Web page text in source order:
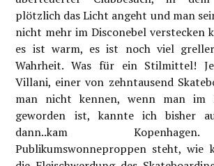
plötzlich das Licht angeht und man
nicht mehr im Disconebel verstecken
es ist warm, es ist noch viel
Wahrheit. Was für ein Stilmittel!
Villani, einer von zehntausend
man nicht kennen, wenn man im
geworden ist, kannte ich bisher
dann..kam
Publikumswonneproppen steht, wie